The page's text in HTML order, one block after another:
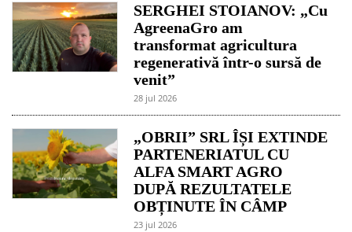
SERGHEI STOIANOV: „Cu
AgreenaGro am
transformat agricultura
regenerativă într-o sursă de
venit”
28 jul 2026
„OBRII” SRL ÎȘI EXTINDE
PARTENERIATUL CU
ALFA SMART AGRO
DUPĂ REZULTATELE
OBȚINUTE ÎN CÂMP
23 jul 2026